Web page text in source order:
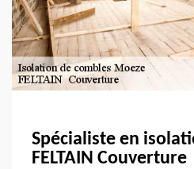
Spécialiste en
FELTAIN Couverture